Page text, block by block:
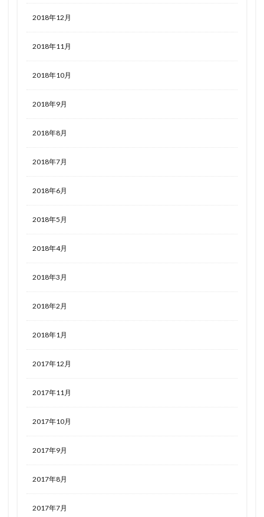
2018年12月
2018年11月
2018年10月
2018年9月
2018年8月
2018年7月
2018年6月
2018年5月
2018年4月
2018年3月
2018年2月
2018年1月
2017年12月
2017年11月
2017年10月
2017年9月
2017年8月
2017年7月